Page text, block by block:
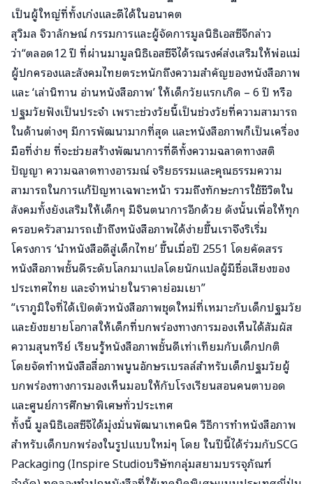
เป็นผู้ใหญ่ที่ทั้งเก่งและดีได้ในอนาคต
สุวิมล จิวาลักษณ์ กรรมการและผู้จัดการมูลนิธิเอสซีจีกล่าว
ว่า“ตลอด12 ปี ที่ผ่านมามูลนิธิเอสซีจีได้รณรงค์ส่งเสริมให้พ่อแม่
ผู้ปกครองและสังคมไทยตระหนักถึงความสำคัญของหนังสือภาพ
และ ‘เล่านิทาน อ่านหนังสือภาพ’ ให้เด็กวัยแรกเกิด – 6 ปี หรือ
ปฐมวัยฟังเป็นประจำ เพราะช่วงวัยนี้เป็นช่วงวัยที่ความสามารถ
ในด้านต่างๆ มีการพัฒนามากที่สุด และหนังสือภาพก็เป็นเครื่อง
มือที่ง่าย ที่จะช่วยสร้างพัฒนาการที่ดีทั้งความฉลาดทางสติ
ปัญญา ความฉลาดทางอารมณ์ จริยธรรมและคุณธรรมความ
สามารถในการแก้ปัญหาเฉพาะหน้า รวมถึงทักษะการใช้ชีวิตใน
สังคมทั้งยังเสริมให้เด็กๆ มีจินตนาการอีกด้วย ดังนั้นเพื่อให้ทุก
ครอบครัวสามารถเข้าถึงหนังสือภาพได้ง่ายขึ้นเราจึงริเริ่ม
โครงการ ‘นำหนังสือดีสู่เด็กไทย’ ขึ้นเมื่อปี 2551 โดยคัดสรร
หนังสือภาพชั้นดีระดับโลกมาแปลโดยนักแปลผู้มีชื่อเสียงของ
ประเทศไทย และจำหน่ายในราคาย่อมเยา”
“เราภูมิใจที่ได้เปิดตัวหนังสือภาพชุดใหม่ที่เหมาะกับเด็กปฐมวัย
และยังขยายโอกาสให้เด็กที่บกพร่องทางการมองเห็นได้สัมผัส
ความสุนทรีย์ เรียนรู้หนังสือภาพชั้นดีเท่าเทียมกับเด็กปกติ
โดยจัดทำหนังสือสื่อภาพนูนอักษรเบรลล์สำหรับเด็กปฐมวัยผู้
บกพร่องทางการมองเห็นมอบให้กับโรงเรียนสอนคนตาบอด
และศูนย์การศึกษาพิเศษทั่วประเทศ
ทั้งนี้ มูลนิธิเอสซีจีได้มุ่งมั่นพัฒนาเทคนิค วิธีการทำหนังสือภาพ
สำหรับเด็กบกพร่องในรูปแบบใหม่ๆ โดย ในปีนี้ได้ร่วมกับSCG
Packaging (Inspire Studioบริษัทกลุ่มสยามบรรจุภัณฑ์